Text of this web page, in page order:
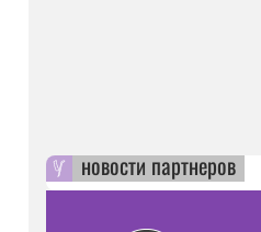
новости партнеров